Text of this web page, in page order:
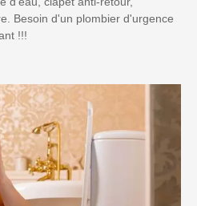
Besoin d'un plombier d'urgence
!!!